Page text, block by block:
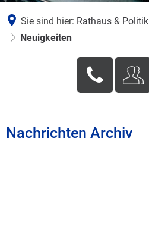
Sie sind hier: Rathaus & Politik
Neuigkeiten
Nachrichten Archiv